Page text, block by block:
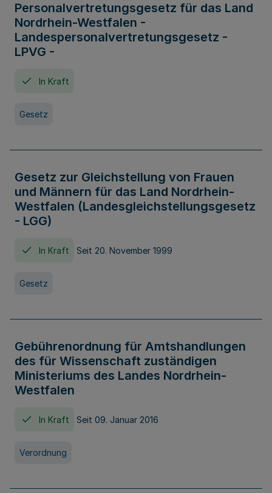
Personalvertretungsgesetz für das Land
Nordrhein-Westfalen -
Landespersonalvertretungsgesetz -
LPVG -
In Kraft
Gesetz
Gesetz zur Gleichstellung von Frauen
und Männern für das Land Nordrhein-
Westfalen (Landesgleichstellungsgesetz
- LGG)
In Kraft Seit 20. November 1999
Gesetz
Gebührenordnung für Amtshandlungen
des für Wissenschaft zuständigen
Ministeriums des Landes Nordrhein-
Westfalen
In Kraft Seit 09. Januar 2016
Verordnung